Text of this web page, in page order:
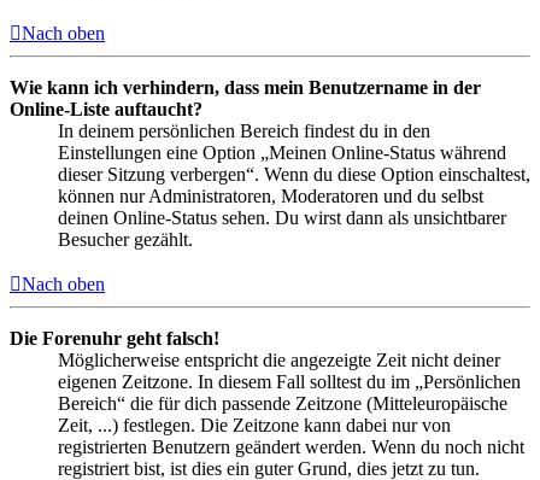
Nach oben
Wie kann ich verhindern, dass mein Benutzername in der
Online-Liste auftaucht?
In deinem persönlichen Bereich findest du in den
Einstellungen eine Option „Meinen Online-Status während
dieser Sitzung verbergen“. Wenn du diese Option einschaltest,
können nur Administratoren, Moderatoren und du selbst
deinen Online-Status sehen. Du wirst dann als unsichtbarer
Besucher gezählt.
Nach oben
Die Forenuhr geht falsch!
Möglicherweise entspricht die angezeigte Zeit nicht deiner
eigenen Zeitzone. In diesem Fall solltest du im „Persönlichen
Bereich“ die für dich passende Zeitzone (Mitteleuropäische
Zeit, ...) festlegen. Die Zeitzone kann dabei nur von
registrierten Benutzern geändert werden. Wenn du noch nicht
registriert bist, ist dies ein guter Grund, dies jetzt zu tun.